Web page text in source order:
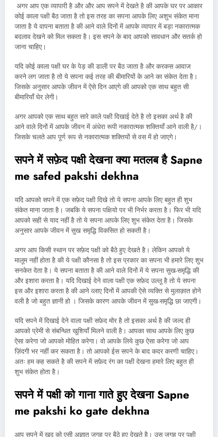
अगर आप एक व्यापारी है और और आप सपने में देखते है की आपके घर पर आकार
कोई काला पक्षी बैठ जाता है तो इस तरह का सपना आपके लिए अशुभ संकेत माना
जाता है ये वापना बताता है की आने वाले दिनों में आपके व्यापार में बड़ा नकारात्मक
बदलाव देखने को मिल सकता है। इस सपने के बाद आपको सावधान और सतर्क हो
जाना चाहिए।
यदि कोई काला पक्षी घर के पेड़ की डाली पर बैठ जाता है और करकस आवाज
करने लग जाता है तो ये सपना कई तरह की बीमारियों के आने का संकेत देता है।
जिसके अनुसार आपके जीवन में ऐसे दिन आएगे की आपको एक साथ बहुत सी
बीमारियाँ घेर लेगी।
अगर आपको एक साथ बहुत सारे काले पक्षी दिखाई देते है तो इसका अर्थ है की
आने वाले दिनों में आपके जीवन में अंधेरा रूपी नकारात्मक शक्तियाँ आने वाली है/।
जिसके चलते आप पूर्ण रूप से नकारात्मक शक्तियों से वस में हो जाएगे।
सपने में सफ़ेद पक्षी देखना क्या मतलब हैSapne
me safed pakshi dekhna
यदि आपको सपने में एक सफ़ेद पक्षी दिखे तो ये सपना आपके लिए बहुत ही शुभ
संकेत माना जाता है। जबकि ये सपना पक्षियो पर भी निर्भर करता है। फिर भी यदि
आपको सही से याद नहीं है तो ये सपना आपके लिए शुभ संकेत देता है। जिसके
अनुसार आपके जीवन में सुख समृद्धि विकसित हो सकती है।
अगर आप किसी स्थान पर सफ़ेद पक्षी को बैठे हुए देखते है। लेकिन आपको ये
मालूम नहीं होता है की ये पक्षी कौनसा है तो इस प्रकार का सपना भी हमारे लिए शुभ
सनकेत देता है। ये सपना बताता है की आने वाले दिनों में ये सपना सुख-समृद्धि की
और इशारा करता है। यदि दिखाई देने वाला पक्षी एक सफ़ेद उल्लू है तो ये सपना
इस और इशारा करता है की आने व्लाए दिनों में आपकी ऐसे व्यक्ति से मुलाक़ात होने
वली है जो बहुत ज्ञानी हो । जिसके कारण आपके जीवन में सुख-समृद्धि छा जाएगी।
यदि सपने में दिखाई देने वाला पक्षी सफ़ेद मोर है तो इसका अर्थ है की जल्द ही
आपको प्रेमी से संबन्धित खुशियाँ मिलने वाली है। आपका साथ आपके लिए कुछ
ऐसा करेगा जो आपको मोहित करेगा। वो आपके लिये कुछ ऐसा करेगा जो आप
ज़िंदगी भर नहीं कर सकता है। तो आपको ईस सपने के बाद कदर करणी चाहिए।
अतः हम कह सकते है की सपने में सफ़ेद रंग का पक्षी देखना हमारे लिए बहुत ही
शुभ संकेत होता है।
सपने में पक्षी को गाना गाते हुए देखना Sapne
me pakshi ko gate dekhna
आप सपने में खुद को एसी अज्ञात जगह पर बैठे हुए देखते है। उस जगह पर पक्षी